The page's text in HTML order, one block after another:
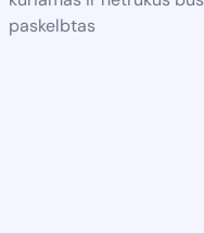
paskelbtas